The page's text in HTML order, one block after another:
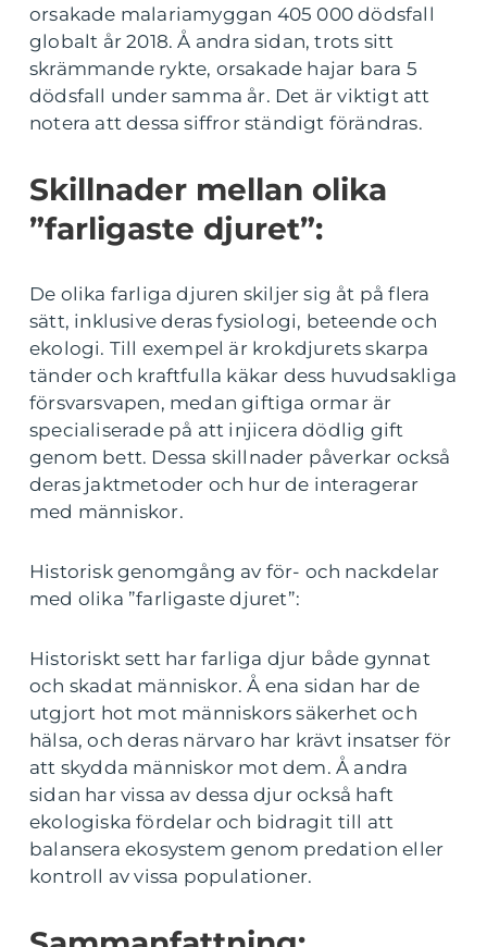
orsakade malariamyggan 405 000 dödsfall
globalt år 2018. Å andra sidan, trots sitt
skrämmande rykte, orsakade hajar bara 5
dödsfall under samma år. Det är viktigt att
notera att dessa siffror ständigt förändras.
Skillnader mellan olika
”farligaste djuret”:
De olika farliga djuren skiljer sig åt på flera
sätt, inklusive deras fysiologi, beteende och
ekologi. Till exempel är krokdjurets skarpa
tänder och kraftfulla käkar dess huvudsakliga
försvarsvapen, medan giftiga ormar är
specialiserade på att injicera dödlig gift
genom bett. Dessa skillnader påverkar också
deras jaktmetoder och hur de interagerar
med människor.
Historisk genomgång av för- och nackdelar
med olika ”farligaste djuret”:
Historiskt sett har farliga djur både gynnat
och skadat människor. Å ena sidan har de
utgjort hot mot människors säkerhet och
hälsa, och deras närvaro har krävt insatser för
att skydda människor mot dem. Å andra
sidan har vissa av dessa djur också haft
ekologiska fördelar och bidragit till att
balansera ekosystem genom predation eller
kontroll av vissa populationer.